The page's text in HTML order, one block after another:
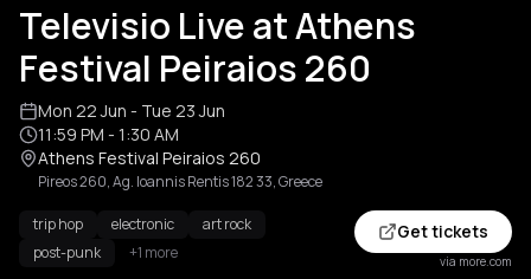
Televisio Live at Athens
Festival Peiraios 260
Mon 22 Jun - Tue 23 Jun
11:59 PM - 1:30 AM
Athens Festival Peiraios 260
Pireos 260, Ag. Ioannis Rentis 182 33, Greece
trip hop electronic
art rock
post-punk
+1 more
Get tickets
via more.com